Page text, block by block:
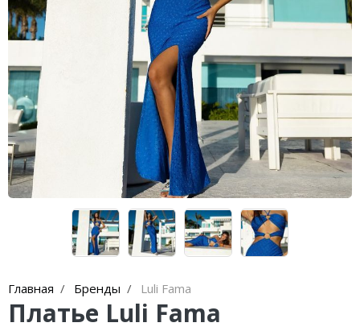
Главная Бренды Luli Fama
Платье Luli Fama
чашечками
Купальники танкини
Купальники с плавками слипы
Купальники с плавками танга